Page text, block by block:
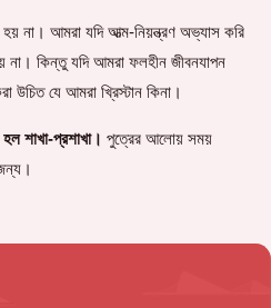
হয় না। আমরা যদি আত্ম-নিয়ন্ত্রণ অভ্যাস করি
না। কিন্তু যদি আমরা ফলহীন জীবনযাপন
উচিত যে আমরা খ্রিস্টান কিনা।
শাখা-প্রশাখা। পুত্রের আলোয় সময়